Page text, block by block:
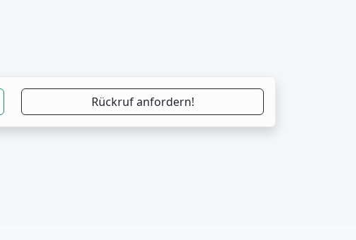
Rückruf anfordern!